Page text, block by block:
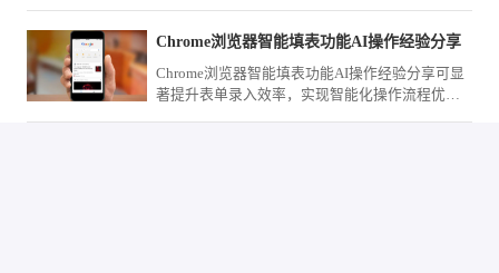
Chrome浏览器智能填表功能AI操作经验分享
Chrome浏览器智能填表功能AI操作经验分享可显
著提升表单录入效率，实现智能化操作流程优